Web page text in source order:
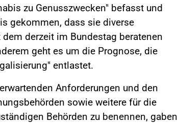
zu Genusszwecken" befasst und
gekommen, dass sie diverse
derzeit im Bundestag beratenen
geht es um die Prognose, die
entlastet.
Anforderungen und den
sowie weitere für die
Behörden zu benennen, gaben